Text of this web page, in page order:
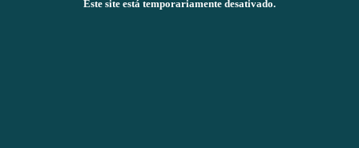
Este site está temporariamente desativado.